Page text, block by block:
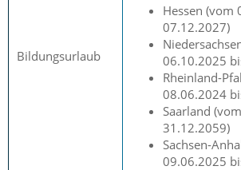
Bildungsurlaub
Hessen (vom
07.12.2027)
06.10.2025
Rheinland-
08.06.2024
Saarland
31.12.2059)
Sachsen-
09.06.2025